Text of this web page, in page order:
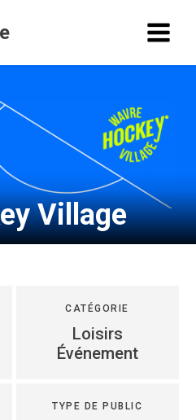
Village
CATÉGORIE
Loisirs
Événement
TYPE DE PUBLIC